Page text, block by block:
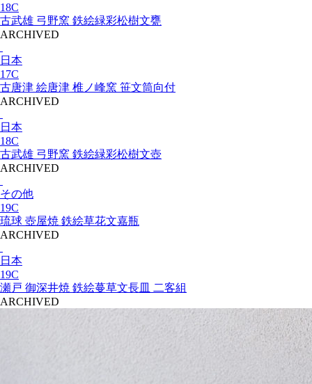
18C
古武雄 弓野窯 鉄絵緑彩松樹文甕
ARCHIVED
日本
17C
古唐津 絵唐津 椎ノ峰窯 笹文筒向付
ARCHIVED
日本
18C
古武雄 弓野窯 鉄絵緑彩松樹文壺
ARCHIVED
その他
19C
琉球 壺屋焼 鉄絵草花文嘉瓶
ARCHIVED
日本
19C
瀬戸 御深井焼 鉄絵蔓草文長皿 二客組
ARCHIVED